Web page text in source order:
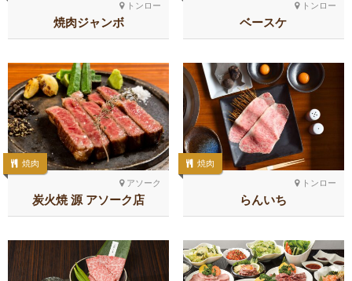
トンロー
焼肉ジャンボ
トンロー
ベースケ
アソーク
焼肉
炭火焼 源 アソーク店
トンロー
焼肉
らんいち